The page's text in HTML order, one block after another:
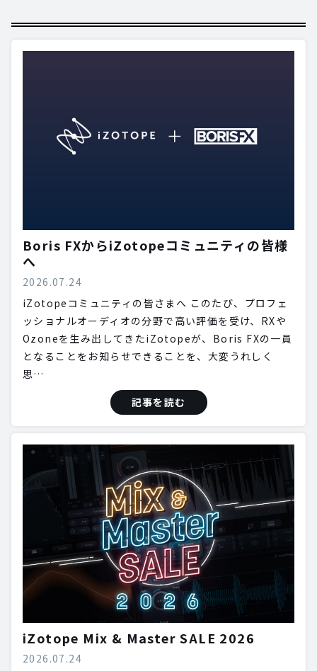
Boris FXからiZotopeコミュニティの皆様
へ
2026.07.24
iZotopeコミュニティの皆さまへ このたび、プロフェ
ッショナルオーディオの分野で高い評価を受け、RXや
Ozoneを生み出してきたiZotopeが、Boris FXの一員
となることをお知らせできることを、大変うれしく
思…
記事を読む
iZotope Mix & Master SALE 2026
2026.07.24